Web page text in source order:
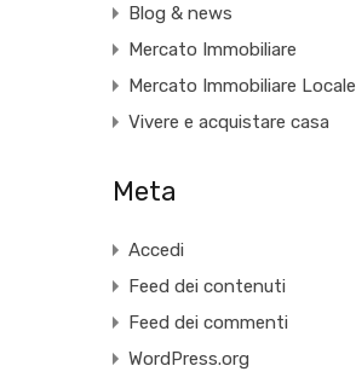
Blog & news
Mercato Immobiliare
Mercato Immobiliare Locale
Vivere e acquistare casa
Meta
Accedi
Feed dei contenuti
Feed dei commenti
WordPress.org